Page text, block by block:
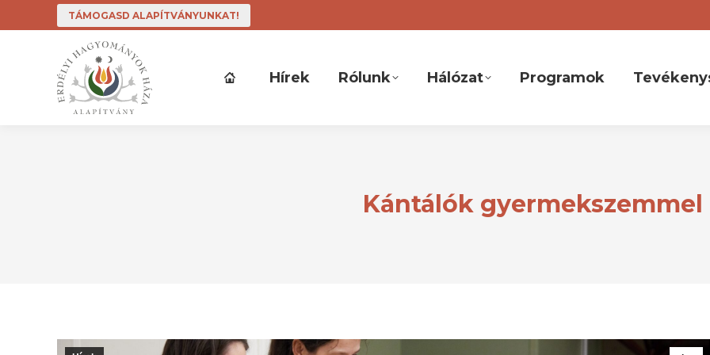
TÁMOGASD ALAPÍTVÁNYUNKAT!
Hírek Rólunk Hálózat Programok
Kántálók gyermekszemmel